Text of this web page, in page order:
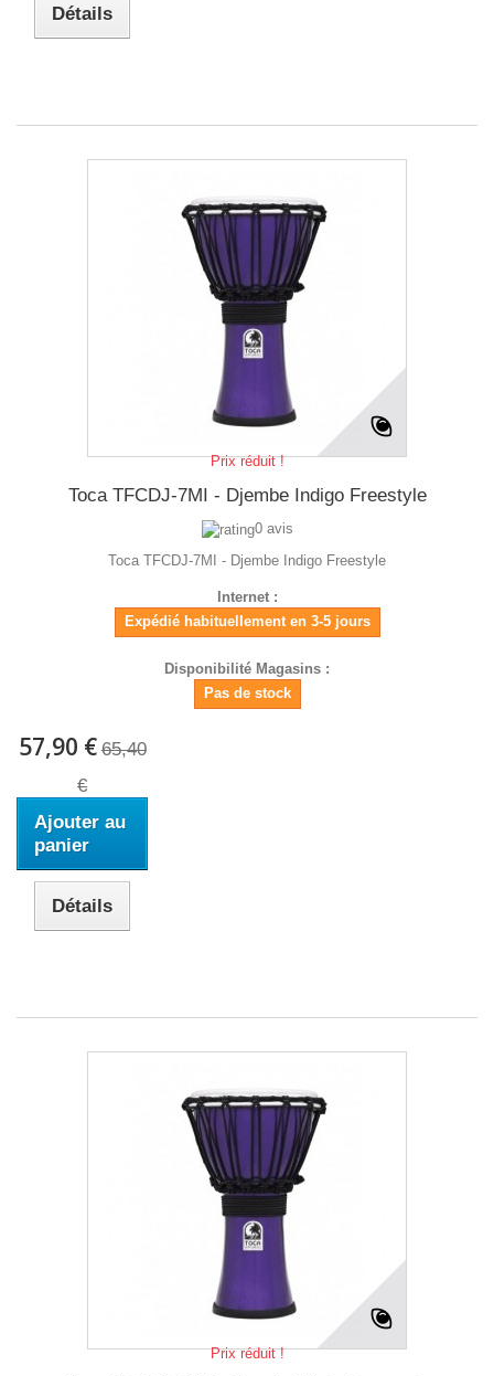
Détails
Prix réduit !
Toca TFCDJ-7MI - Djembe Indigo Freestyle
0 avis
Toca TFCDJ-7MI - Djembe Indigo Freestyle
Internet :
Expédié habituellement en 3-5 jours
Disponibilité Magasins :
Pas de stock
57,90 € 65,40
€
Ajouter au
panier
Détails
Prix réduit !